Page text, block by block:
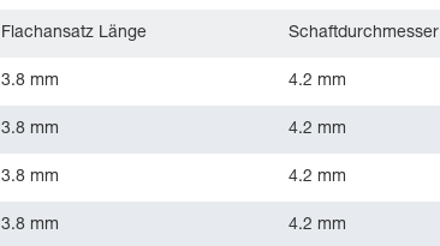
Flachansatz Länge Schaftdurchmesser
3.8 mm 4.2 mm
3.8 mm 4.2 mm
3.8 mm 4.2 mm
3.8 mm 4.2 mm